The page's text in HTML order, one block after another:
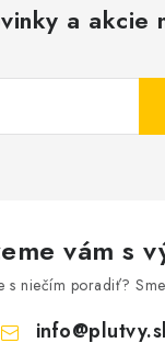
a akcie
vám s
s niečím poradiť?
info@